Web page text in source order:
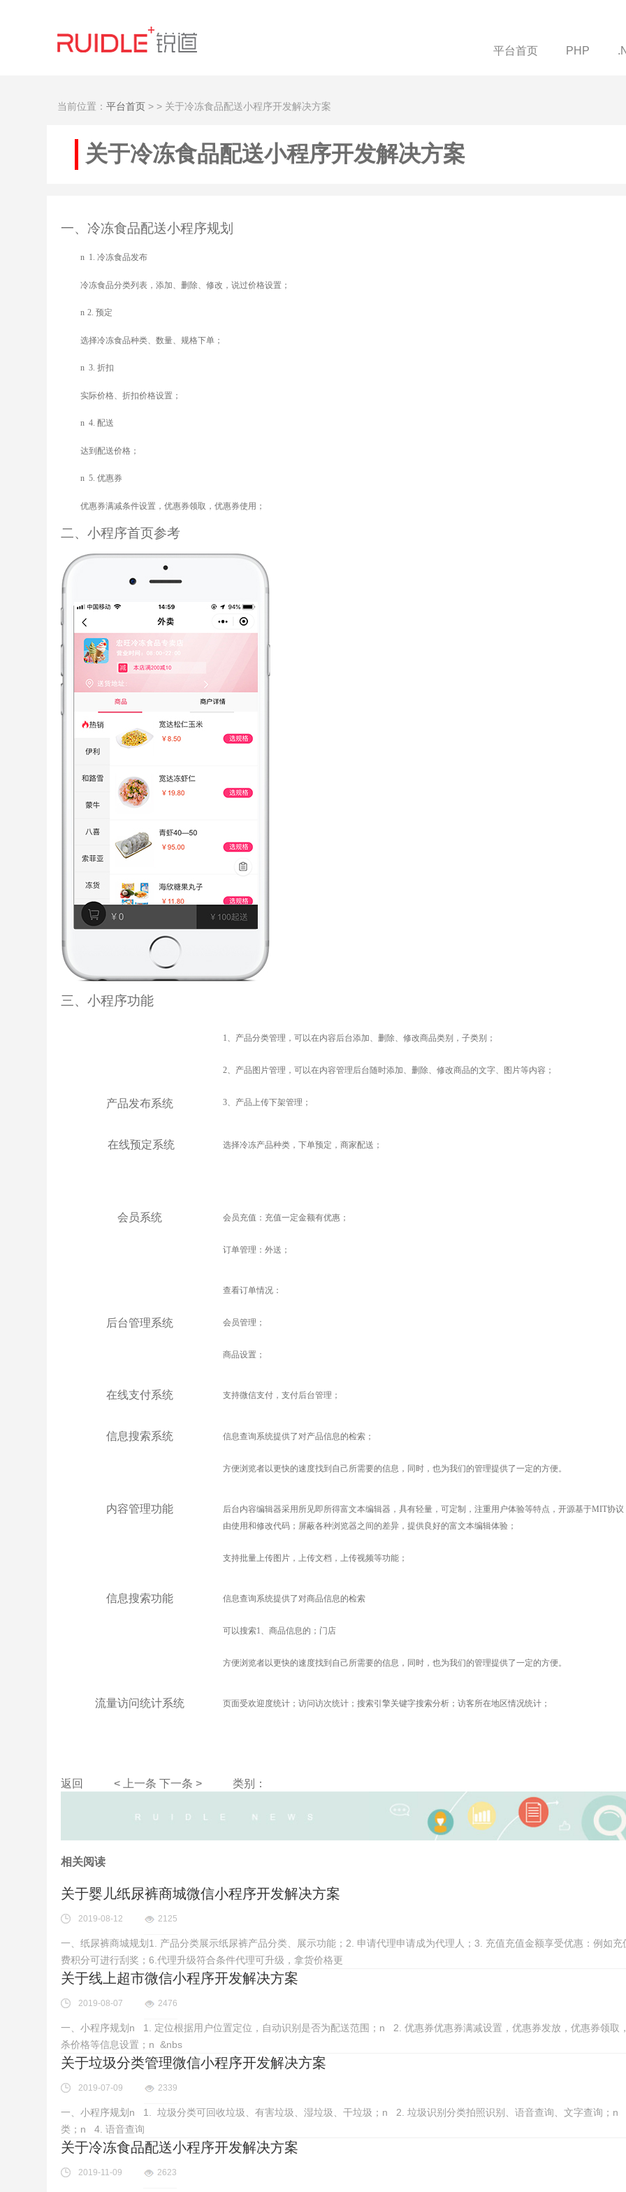
平台首页 PHP
当前位置： 平台首页 > > 关于冷冻食品配送小程序开发解决方案
关于冷冻食品配送小程序开发解决方案
一、冷冻食品配送小程序规划
n 1. 冷冻食品发布
冷冻食品分类列表，添加、删除、修改，说过价格设置；
n 2. 预定
选择冷冻食品种类、数量、规格下单；
n 3. 折扣
实际价格、折扣价格设置；
n 4. 配送
达到配送价格；
n 5. 优惠券
优惠券满减条件设置，优惠券领取，优惠券使用；
二、小程序首页参考
三、小程序功能
产品发布系统
1、产品分类管理，可以在内容后台添加、删除、修改商品类别，子类别；
2、产品图片管理，可以在内容管理后台随时添加、删除、修改商品的文字、图片等内容；
3、产品上传下架管理；
在线预定系统 选择冷冻产品种类，下单预定，商家配送；
会员系统 会员充值：充值一定金额有优惠；
订单管理：外送；
后台管理系统
查看订单情况：
会员管理；
商品设置；
在线支付系统 支持微信支付，支付后台管理；
信息搜索系统 信息查询系统提供了对产品信息的检索；
方便浏览者以更快的速度找到自己所需要的信息，同时，也为我们的管理提供了一定的方便。
内容管理功能
后台内容编辑器采用所见即所得富文本编辑器，具有轻量，可定制，注重用户体验等特点，开源基于MIT协议
由使用和修改代码；屏蔽各种浏览器之间的差异，提供良好的富文本编辑体验；
支持批量上传图片，上传文档，上传视频等功能；
信息搜索功能 信息查询系统提供了对商品信息的检索
可以搜索1、商品信息的；门店
方便浏览者以更快的速度找到自己所需要的信息，同时，也为我们的管理提供了一定的方便。
流量访问统计系统 页面受欢迎度统计；访问访次统计；搜索引擎关键字搜索分析；访客所在地区情况统计；
返回 < 上一条 下一条 > 类别：
相关阅读
关于婴儿纸尿裤商城微信小程序开发解决方案
2019-08-12 2125
一、纸尿裤商城规划1. 产品分类展示纸尿裤产品分类、展示功能；2. 申请代理申请成为代理人；3. 充值充值金额享受优惠：例如
费积分可进行刮奖；6.代理升级符合条件代理可升级，拿货价格更
关于线上超市微信小程序开发解决方案
2019-08-07 2476
一、小程序规划n 1. 定位根据用户位置定位，自动识别是否为配送范围；n 2. 优惠券优惠券满减设置，优惠券发放，优惠券领
杀价格等信息设置；n &nbs
关于垃圾分类管理微信小程序开发解决方案
2019-07-09 2339
一、小程序规划n 1. 垃圾分类可回收垃圾、有害垃圾、湿垃圾、干垃圾；n 2. 垃圾识别分类拍照识别、语音查询、文字查询；n
类；n 4. 语音查询
关于冷冻食品配送小程序开发解决方案
2019-11-09 2623